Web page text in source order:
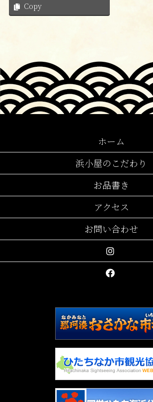
Copy
ホーム
浜小屋のこだわり
お品書き
アクセス
お問い合わせ